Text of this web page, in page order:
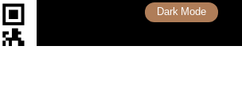
Dark Mode